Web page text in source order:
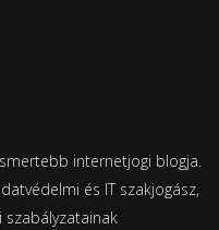
internetjogi blogja.
és IT szakjogász,
szabályzatainak